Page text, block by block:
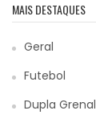
MAIS DESTAQUES
Geral
Futebol
Dupla Grenal